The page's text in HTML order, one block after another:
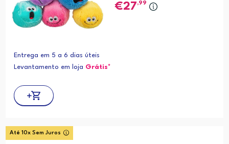
27,99
Entrega em 5 a 6 dias úteis
Levantamento em loja Grátis*
Até 10x Sem Juros